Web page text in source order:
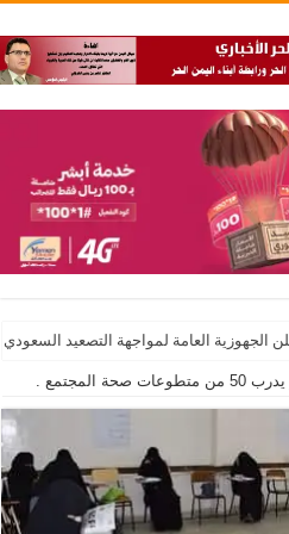
الجهوزية العامة لمواجهة التصعيد السعودي
المجتمع .